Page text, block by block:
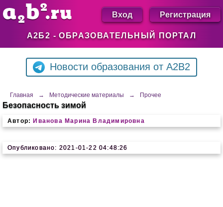
А2Б2 - ОБРАЗОВАТЕЛЬНЫЙ ПОРТАЛ
Вход Регистрация
Новости образования от A2B2
Главная → Методические материалы → Прочее
Безопасность зимой
Автор: Иванова Марина Владимировна
Опубликовано: 2021-01-22 04:48:26